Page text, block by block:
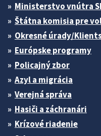
Ministerstvo vnútra
Štátna komisia pre
Okresné úrady/
Európske programy
Policajný zbor
Azyl a migrácia
Verejná správa
Hasiči a záchranári
Krízové riadenie